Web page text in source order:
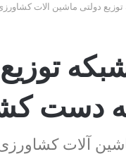
توزیع دولتی ماشین آلات
دست
آلات